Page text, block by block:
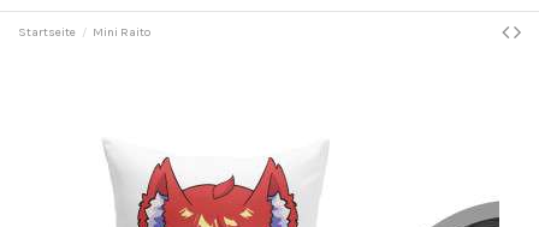
Startseite Mini Raito